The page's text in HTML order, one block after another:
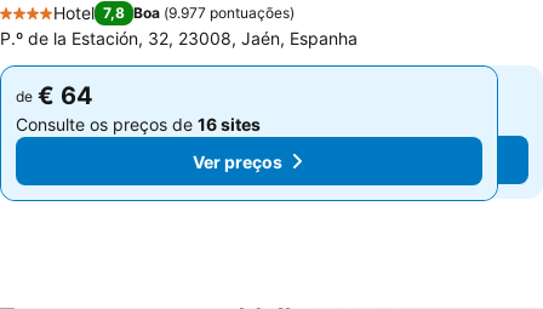
4 Estrelas
Hotel 7,8 Boa (9.977 pontuações)
P.º de la Estación, 32, 23008, Jaén, Espanha
de € 64
Consulte os preços de 16 sites
Ver preços
de € 64
Consulte os preços de 16 sites
Ver preços